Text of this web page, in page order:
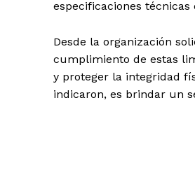
especificaciones técnicas
Desde la organización
cumplimiento de estas
y proteger la integridad
indicaron, es brindar un